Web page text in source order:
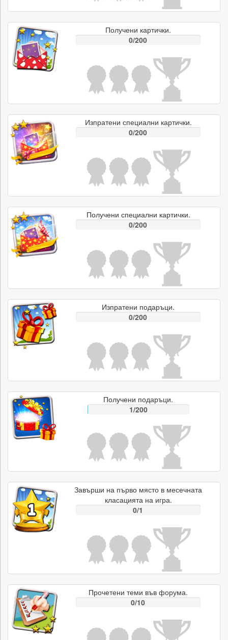
Получени картички.
0/200
Изпратени специални картички.
0/200
Получени специални картички.
0/200
Изпратени подаръци.
0/200
Получени подаръци.
1/200
Завърши на първо място в месечната
класацията на игра.
0/1
Прочетени теми във форума.
0/10